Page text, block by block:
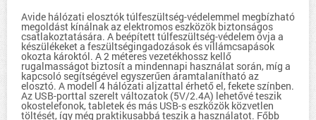
Avide hálózati elosztók túlfeszültség-védelemmel megbízható
megoldást kínálnak az elektromos eszközök biztonságos
csatlakoztatására. A beépített túlfeszültség-védelem óvja a
készülékeket a feszültségingadozások és villámcsapások
okozta károktól. A 2 méteres vezetékhossz kellő
rugalmasságot biztosít a mindennapi használat során, míg a
kapcsoló segítségével egyszerűen áramtalanítható az
elosztó. A modell 4 hálózati aljzattal érhető el, fekete színben.
Az USB-porttal szerelt változatok (5V/2.4A) lehetővé teszik
okostelefonok, tabletek és más USB-s eszközök közvetlen
töltését, így még praktikusabbá teszik a használatot. Főbb